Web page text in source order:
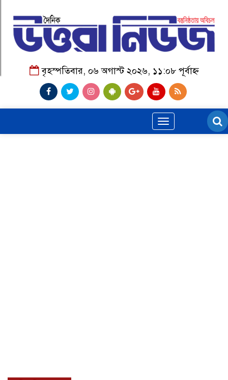
বৃহস্পতিবার, ০৬ অগাস্ট ২০২৬, ১১:০৮ পূর্বাহ্ন
Toggle
navigation